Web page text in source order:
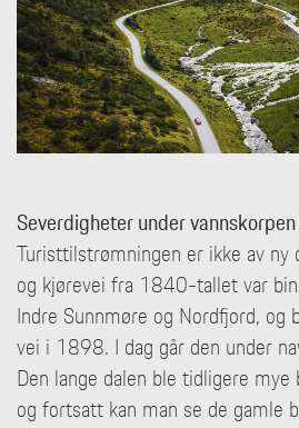
Severdigheter under vannskorpen
Turisttilstrømningen er ikke av
og kjørevei fra 1840-tallet var
Indre Sunnmøre og Nordfjord, og
vei i 1898. I dag går den under
Den lange dalen ble tidligere
og fortsatt kan man se de gamle